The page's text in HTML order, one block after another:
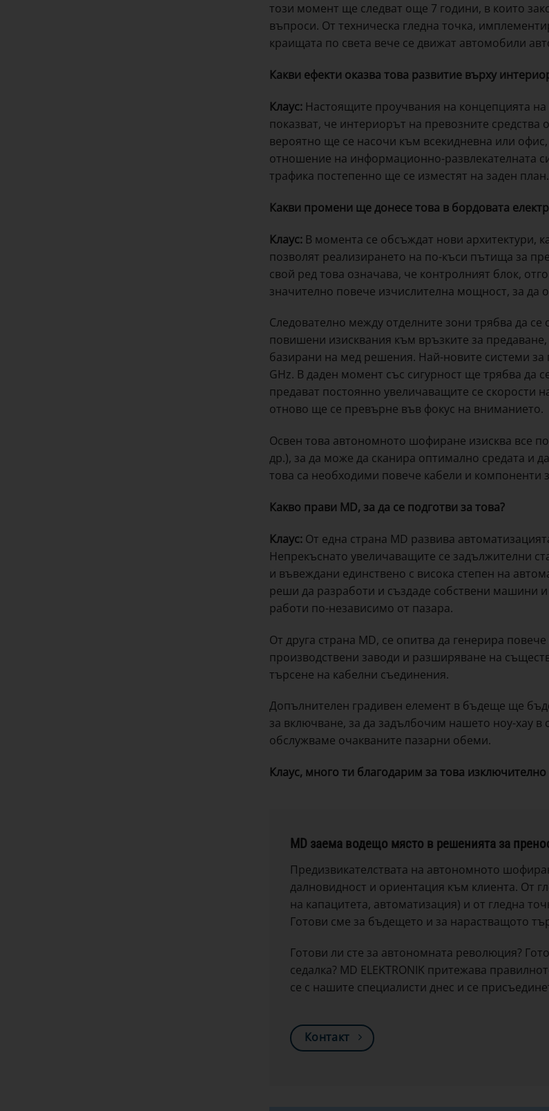
този момент ще следват още 7 години, в които
въпроси. От техническа гледна точка,
краищата по света вече се движат автомобили
Какви ефекти оказва това развитие върху
Клаус: Настоящите проучвания на концепцията
показват, че интериорът на превозните
вероятно ще се насочи към всекидневна или
отношение на информационно-развлекателната
трафика постепенно ще се изместят на заден план.
Какви промени ще донесе това в бордовата
Клаус: В момента се обсъждат нови архитектури,
позволят реализирането на по-къси пътища за
свой ред това означава, че контролният блок,
значително повече изчислителна мощност, за
Следователно между отделните зони трябва да
повишени изисквания към връзките за
базирани на мед решения. Най-новите системи
GHz. В даден момент със сигурност ще трябва да
предават постоянно увеличаващите се скорости
отново ще се превърне във фокус на вниманието.
Освен това автономното шофиране изисква все
др.), за да може да сканира оптимално средата и
това са необходими повече кабели и компоненти
Какво прави MD, за да се подготви за това?
Клаус: От една страна MD развива
Непрекъснато увеличаващите се задължителни
и въвеждани единствено с висока степен на
реши да разработи и създаде собствени машини
работи по-независимо от пазара.
От друга страна MD, се опитва да генерира
производствени заводи и разширяване на
търсене на кабелни съединения.
Допълнителен градивен елемент в бъдеще ще
за включване, за да задълбочим нашето ноу-хау
обслужваме очакваните пазарни обеми.
Клаус, много ти благодарим за това
MD заема водещо място в решенията за
Предизвикателствата на автономното
далновидност и ориентация към клиента. От
на капацитета, автоматизация) и от гледна
Готови сме за бъдещето и за нарастващото
Готови ли сте за автономната революция?
седалка? MD ELEKTRONIK притежава
се с нашите специалисти днес и се
Контакт